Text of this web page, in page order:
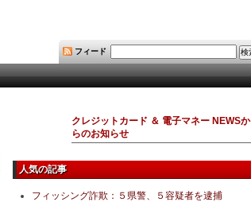
フィード
クレジットカード ＆ 電子マネー NEWSか
らのお知らせ
人気の記事
フィッシング詐欺：５県警、５容疑者を逮捕